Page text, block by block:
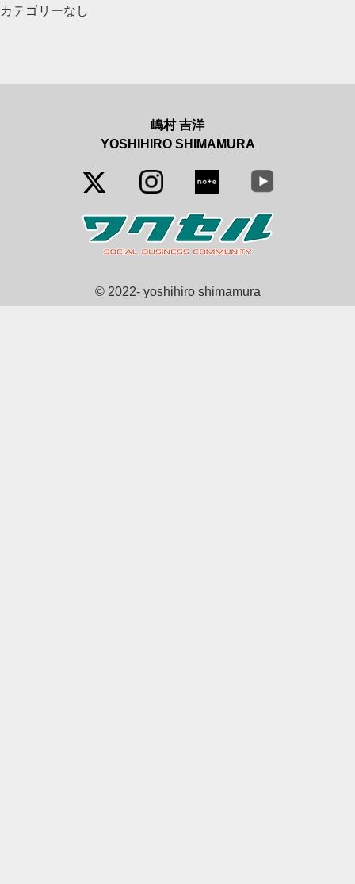
カテゴリーなし
嶋村 吉洋
YOSHIHIRO SHIMAMURA
© 2022- yoshihiro shimamura